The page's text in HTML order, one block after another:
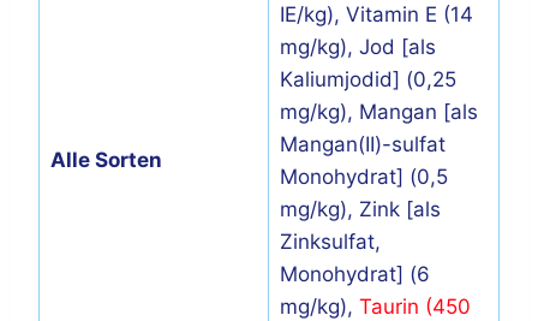
Alle Sorten
IE/kg), Vitamin E (14
mg/kg), Jod [als
Kaliumjodid] (0,25
mg/kg), Mangan [als
Mangan(II)-sulfat
Monohydrat] (0,5
mg/kg), Zink [als
Zinksulfat,
Monohydrat] (6
mg/kg), Taurin (450